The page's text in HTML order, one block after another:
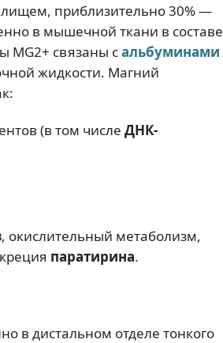
приблизительно 30% —
в мышечной ткани в составе
MG2+ связаны сальбуминами
жидкости. Магний
(в том числе ДНК-
, окислительный метаболизм,
паратирина.
в дистальном отделе тонкого